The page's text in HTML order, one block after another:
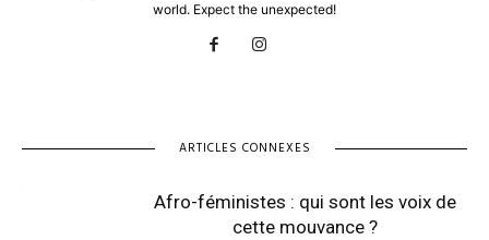
world. Expect the unexpected!
ARTICLES CONNEXES
Afro-féministes : qui sont les voix de
cette mouvance ?